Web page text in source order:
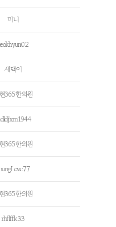
미니
새댁이
365한의원
365한의원
365한의원
rhflffk33